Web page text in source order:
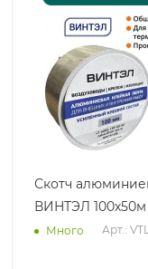
Скотч
ВИНТЭЛ 100х50м
Много Арт.: